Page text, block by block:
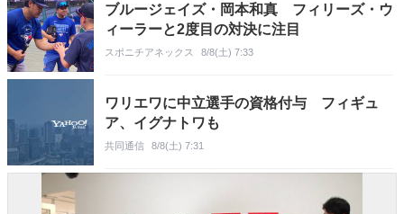
ブルージェイズ・岡本和真 フィリーズ・ウ
ィーラーと2度目の対決に注目
スポニチアネックス 8/8(土) 7:33
ワリエワに中立選手の資格付与 フィギュ
ア、イグナトワも
共同通信 8/8(土) 7:31